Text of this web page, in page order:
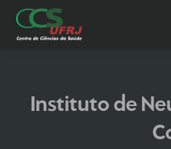
Instituto de